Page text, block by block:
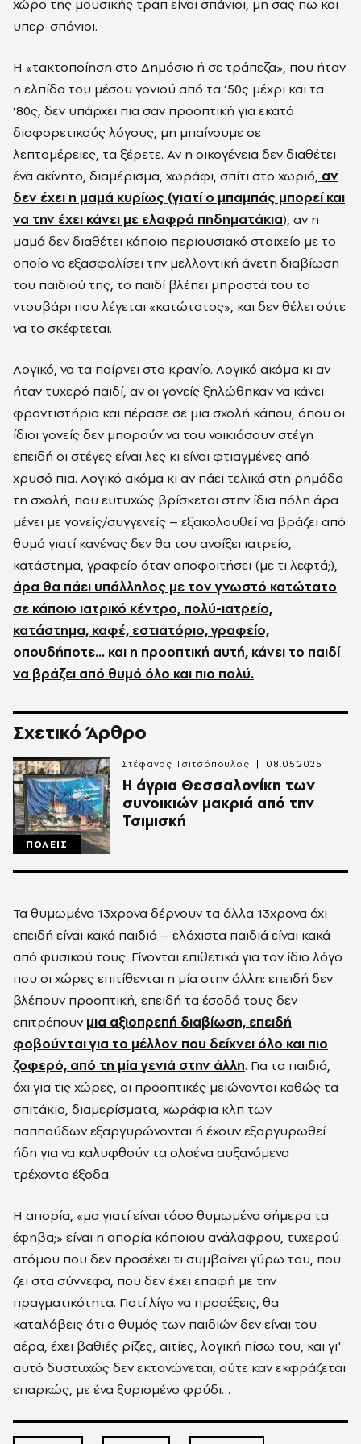
χώρο της μουσικής τραπ είναι σπάνιοι, μη σας πω και
υπερ-σπάνιοι.
Η «τακτοποίηση στο Δημόσιο ή σε τράπεζα», που ήταν
η ελπίδα του μέσου γονιού από τα ‘50ς μέχρι και τα
‘80ς, δεν υπάρχει πια σαν προοπτική για εκατό
διαφορετικούς λόγους, μη μπαίνουμε σε
λεπτομέρειες, τα ξέρετε. Αν η οικογένεια δεν διαθέτει
ένα ακίνητο, διαμέρισμα, χωράφι, σπίτι στο χωριό, αν
δεν έχει η μαμά κυρίως (γιατί ο μπαμπάς μπορεί και
να την έχει κάνει με ελαφρά πηδηματάκια), αν η
μαμά δεν διαθέτει κάποιο περιουσιακό στοιχείο με το
οποίο να εξασφαλίσει την μελλοντική άνετη διαβίωση
του παιδιού της, το παιδί βλέπει μπροστά του το
ντουβάρι που λέγεται «κατώτατος», και δεν θέλει ούτε
να το σκέφτεται.
Λογικό, να τα παίρνει στο κρανίο. Λογικό ακόμα κι αν
ήταν τυχερό παιδί, αν οι γονείς ξηλώθηκαν να κάνει
φροντιστήρια και πέρασε σε μια σχολή κάπου, όπου οι
ίδιοι γονείς δεν μπορούν να του νοικιάσουν στέγη
επειδή οι στέγες είναι λες κι είναι φτιαγμένες από
χρυσό πια. Λογικό ακόμα κι αν πάει τελικά στη ρημάδα
τη σχολή, που ευτυχώς βρίσκεται στην ίδια πόλη άρα
μένει με γονείς/συγγενείς – εξακολουθεί να βράζει από
θυμό γιατί κανένας δεν θα του ανοίξει ιατρείο,
κατάστημα, γραφείο όταν αποφοιτήσει (με τι λεφτά;),
άρα θα πάει υπάλληλος με τον γνωστό κατώτατο
σε κάποιο ιατρικό κέντρο, πολύ-ιατρείο,
κατάστημα, καφέ, εστιατόριο, γραφείο,
οπουδήποτε… και η προοπτική αυτή, κάνει το παιδί
να βράζει από θυμό όλο και πιο πολύ.
Σχετικό Άρθρο
ΠΟΛΕΙΣ
Η άγρια Θεσσαλονίκη των
συνοικιών μακριά από την
Τσιμισκή
Στέφανος Τσιτσόπουλος 08.05.2025
Τα θυμωμένα 13χρονα δέρνουν τα άλλα 13χρονα όχι
επειδή είναι κακά παιδιά – ελάχιστα παιδιά είναι κακά
από φυσικού τους. Γίνονται επιθετικά για τον ίδιο λόγο
που οι χώρες επιτίθενται η μία στην άλλη: επειδή δεν
βλέπουν προοπτική, επειδή τα έσοδά τους δεν
επιτρέπουν μια αξιοπρεπή διαβίωση, επειδή
φοβούνται για το μέλλον που δείχνει όλο και πιο
ζοφερό, από τη μία γενιά στην άλλη. Για τα παιδιά,
όχι για τις χώρες, οι προοπτικές μειώνονται καθώς τα
σπιτάκια, διαμερίσματα, χωράφια κλπ των
παππούδων εξαργυρώνονται ή έχουν εξαργυρωθεί
ήδη για να καλυφθούν τα ολοένα αυξανόμενα
τρέχοντα έξοδα.
Η απορία, «μα γιατί είναι τόσο θυμωμένα σήμερα τα
έφηβα;» είναι η απορία κάποιου ανάλαφρου, τυχερού
ατόμου που δεν προσέχει τι συμβαίνει γύρω του, που
ζει στα σύννεφα, που δεν έχει επαφή με την
πραγματικότητα. Γιατί λίγο να προσέξεις, θα
καταλάβεις ότι ο θυμός των παιδιών δεν είναι του
αέρα, έχει βαθιές ρίζες, αιτίες, λογική πίσω του, και γι'
αυτό δυστυχώς δεν εκτονώνεται, ούτε καν εκφράζεται
επαρκώς, με ένα ξυρισμένο φρύδι…